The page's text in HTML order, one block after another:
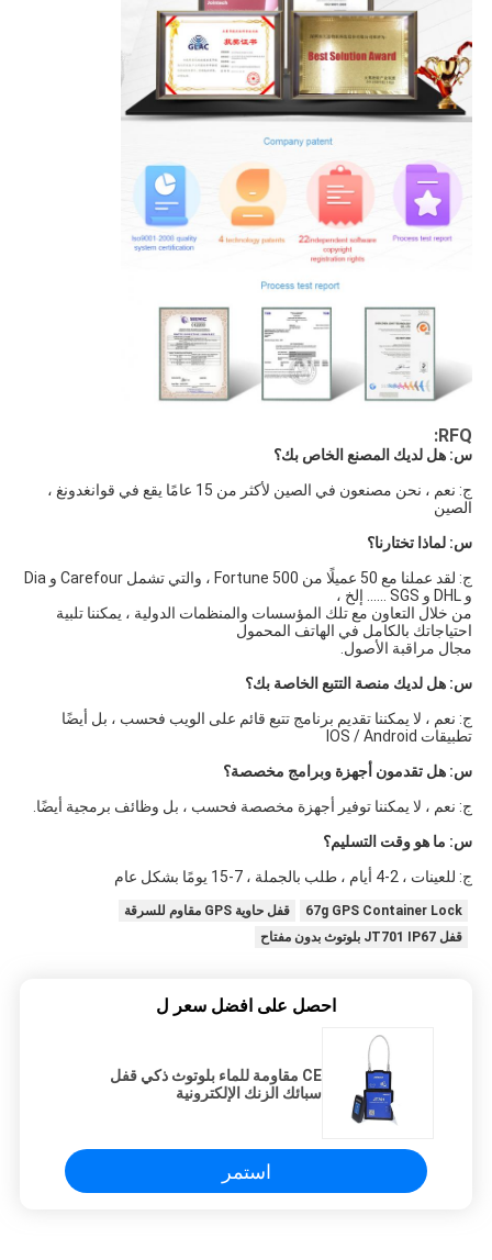
RFQ:
س: هل لديك المصنع الخاص بك؟
الصين
س: لماذا تختارنا؟
و DHL و SGS ...... إلخ ،
احتياجاتك بالكامل في الهاتف المحمول
مجال مراقبة الأصول.
س: هل لديك منصة التتبع الخاصة بك؟
تطبيقات IOS / Android
س: هل تقدمون أجهزة وبرامج مخصصة؟
ج: نعم ، لا يمكننا توفير أجهزة مخصصة فحسب ، بل وظائف برمجية أيضًا.
س: ما هو وقت التسليم؟
ج: للعينات ، 2-4 أيام ، طلب بالجملة ، 7-15 يومًا بشكل عام
67g GPS Container Lock
قفل حاوية GPS مقاوم للسرقة
قفل JT701 IP67 بلوتوث بدون مفتاح
احصل على افضل سعر ل
CE مقاومة للماء بلوتوث ذكي قفل
سبائك الزنك الإلكترونية
استمر